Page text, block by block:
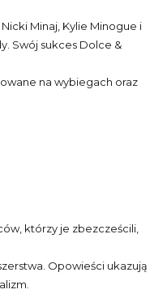
Minaj, Kylie Minogue i
Swój sukces Dolce &
na wybiegach oraz
którzy je zbezcześcili,
Opowieści ukazują